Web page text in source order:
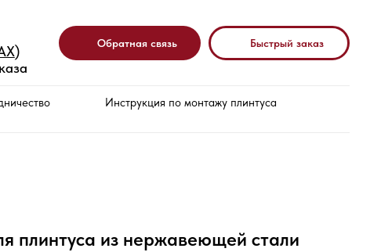
)
Обратная связь Быстрый заказ
Инструкция по монтажу плинтуса
плинтуса из нержавеющей стали